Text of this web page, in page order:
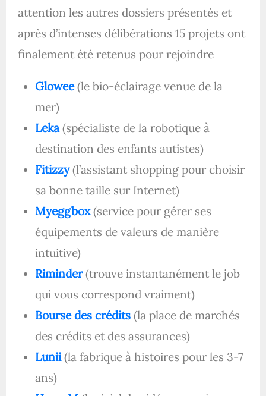
attention les autres dossiers présentés et
après d’intenses délibérations 15 projets ont
finalement été retenus pour rejoindre
Glowee(le bio-éclairage venue de la
mer)
Leka(spécialiste de la robotique à
destination des enfants autistes)
Fitizzy(l’assistant shopping pour choisir
sa bonne taille sur Internet)
Myeggbox(service pour gérer ses
équipements de valeurs de manière
intuitive)
Riminder (trouve instantanément le job
qui vous correspond vraiment)
Bourse des crédits(la place de marchés
des crédits et des assurances)
Lunii(la fabrique à histoires pour les 3-7
ans)